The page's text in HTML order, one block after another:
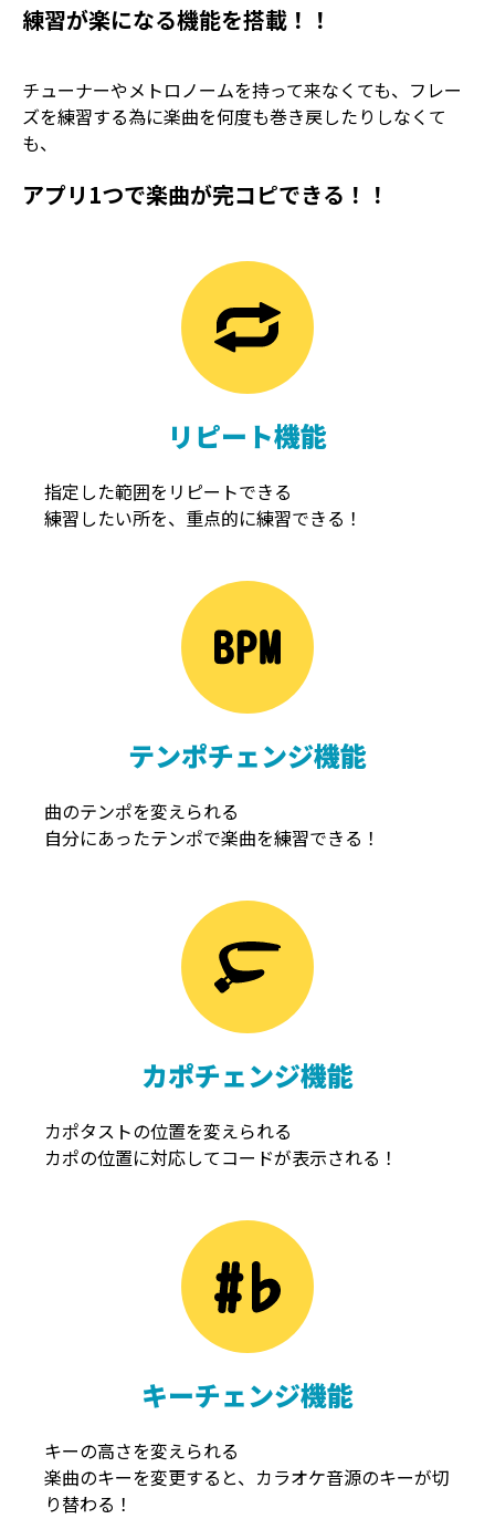
練習が楽になる機能を搭載！！
チューナーやメトロノームを持って来なくても、フレー
ズを練習する為に楽曲を何度も巻き戻したりしなくて
も、
アプリ1つで楽曲が完コピできる！！
リピート機能
指定した範囲をリピートできる
練習したい所を、重点的に練習できる！
テンポチェンジ機能
曲のテンポを変えられる
自分にあったテンポで楽曲を練習できる！
カポチェンジ機能
カポタストの位置を変えられる
カポの位置に対応してコードが表示される！
キーチェンジ機能
キーの高さを変えられる
楽曲のキーを変更すると、カラオケ音源のキーが切
り替わる！